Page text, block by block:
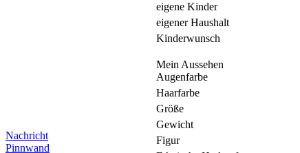
Nachricht
Pinnwand
eigene Kinder
eigener Haushalt
Kinderwunsch
Mein Aussehen
Augenfarbe
Haarfarbe
Größe
Gewicht
Figur